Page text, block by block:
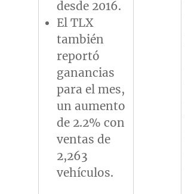
desde 2016.
El TLX
también
reportó
ganancias
para el mes,
un aumento
de 2.2% con
ventas de
2,263
vehículos.